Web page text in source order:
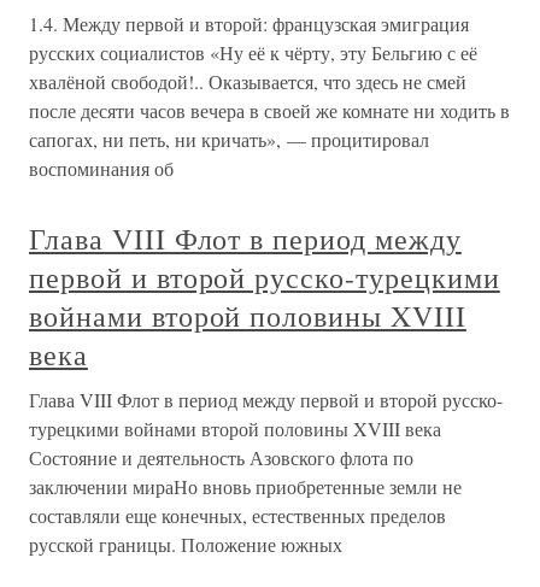
1.4. Между первой и второй: французская эмиграция
русских социалистов «Ну её к чёрту, эту Бельгию с её
хвалёной свободой!.. Оказывается, что здесь не смей
после десяти часов вечера в своей же комнате ни ходить в
сапогах, ни петь, ни кричать», — процитировал
воспоминания об
Глава VIII Флот в период между
первой и второй русско-турецкими
войнами второй половины XVIII
века
Глава VIII Флот в период между первой и второй русско-
турецкими войнами второй половины XVIII века
Состояние и деятельность Азовского флота по
заключении мираНо вновь приобретенные земли не
составляли еще конечных, естественных пределов
русской границы. Положение южных